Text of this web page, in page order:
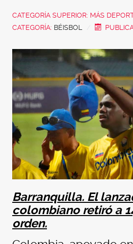
CATEGORÍA SUPERIOR: MÁS
CATEGORÍA: BÉISBOL
Barranquilla. El
colombiano retiró a
orden.